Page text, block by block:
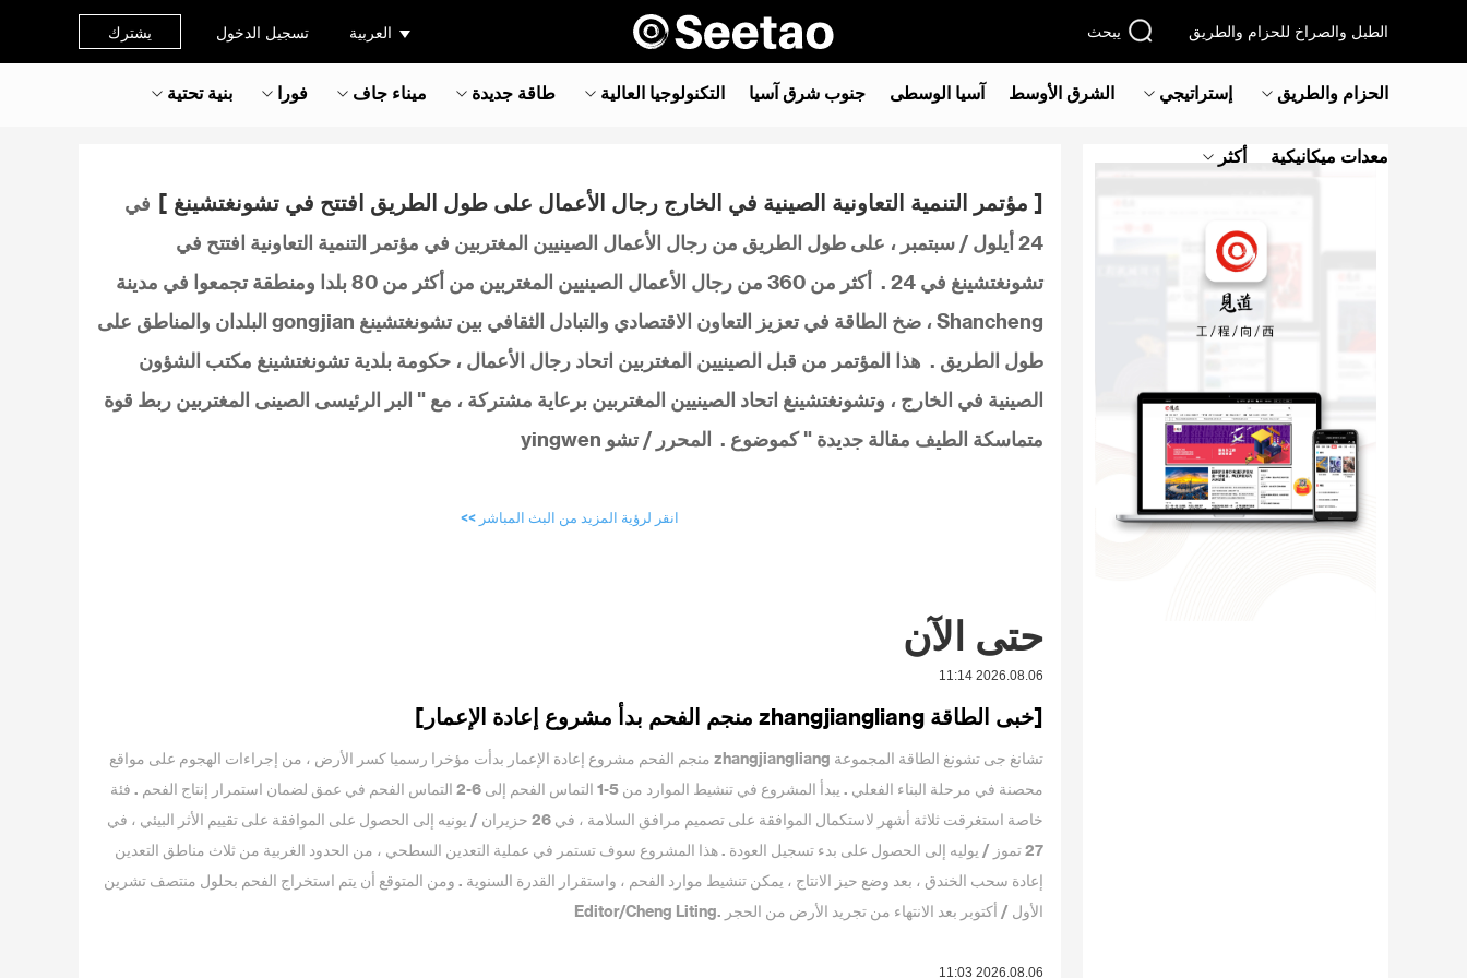
الطبل والصراخ للحزام والطريق يبحث العربية تسجيل الدخول يشترك
الحزام والطريق إستراتيجي الشرق الأوسط‎ آسيا الوسطى جنوب شرق آسيا‎ التكنولوجيا العالية طاقة جديدة ميناء جاف فورا بنية تحتية
معدات ميكانيكية أكثر
[ مؤتمر التنمية التعاونية الصينية في الخارج رجال الأعمال على طول الطريق افتتح في تشونغتشينغ ] في
24 أيلول / سبتمبر ، على طول الطريق من رجال الأعمال الصينيين المغتربين في مؤتمر التنمية التعاونية افتتح في
تشونغتشينغ في 24 . أكثر من 360 من رجال الأعمال الصينيين المغتربين من أكثر من 80 بلدا ومنطقة تجمعوا في مدينة
Shancheng ، ضخ الطاقة في تعزيز التعاون الاقتصادي والتبادل الثقافي بين تشونغتشينغ gongjian البلدان والمناطق على
طول الطريق . هذا المؤتمر من قبل الصينيين المغتربين اتحاد رجال الأعمال ، حكومة بلدية تشونغتشينغ مكتب الشؤون
الصينية في الخارج ، وتشونغتشينغ اتحاد الصينيين المغتربين برعاية مشتركة ، مع " البر الرئيسى الصينى المغتربين ربط قوة
متماسكة الطيف مقالة جديدة " كموضوع . المحرر / تشو yingwen
انقر لرؤية المزيد من البث المباشر >>
حتى الآن
2026.08.06 11:14
[خبى الطاقة zhangjiangliang منجم الفحم بدأ مشروع إعادة الإعمار]
تشانغ جى تشونغ الطاقة المجموعة zhangjiangliang منجم الفحم مشروع إعادة الإعمار بدأت مؤخرا رسميا كسر الأرض ، من إجراءات الهجوم على مواقع
محصنة في مرحلة البناء الفعلي . يبدأ المشروع في تنشيط الموارد من 5-1 التماس الفحم إلى 6-2 التماس الفحم في عمق لضمان استمرار إنتاج الفحم . فئة
خاصة استغرقت ثلاثة أشهر لاستكمال الموافقة على تصميم مرافق السلامة ، في 26 حزيران / يونيه إلى الحصول على الموافقة على تقييم الأثر البيئي ، في
27 تموز / يوليه إلى الحصول على بدء تسجيل العودة . هذا المشروع سوف تستمر في عملية التعدين السطحي ، من الحدود الغربية من ثلاث مناطق التعدين
إعادة سحب الخندق ، بعد وضع حيز الانتاج ، يمكن تنشيط موارد الفحم ، واستقرار القدرة السنوية . ومن المتوقع أن يتم استخراج الفحم بحلول منتصف تشرين
الأول / أكتوبر بعد الانتهاء من تجريد الأرض من الحجر .Editor/Cheng Liting
2026.08.06 11:03